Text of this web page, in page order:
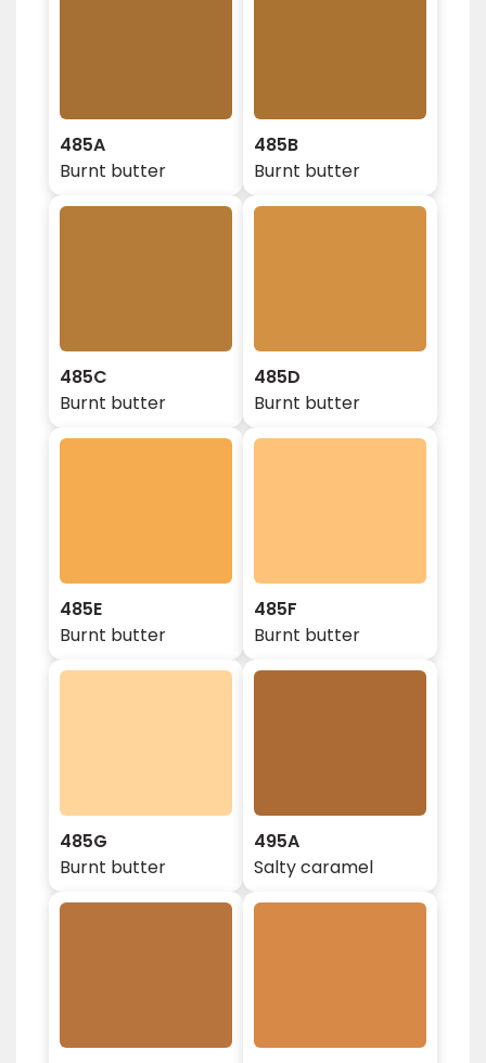
485A
Burnt butter
485B
Burnt butter
485C
Burnt butter
485D
Burnt butter
485E
Burnt butter
485F
Burnt butter
485G
Burnt butter
495A
Salty caramel